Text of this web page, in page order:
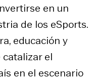
en un
de los eSports.
educación y
el
en el escenario